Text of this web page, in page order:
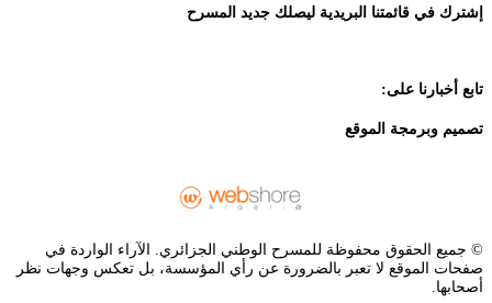
إشترك في قائمتنا البريدية ليصلك جديد المسرح
تابع أخبارنا على:
تصميم وبرمجة الموقع
© جميع الحقوق محفوظة للمسرح الوطني الجزائري. الآراء الواردة في
صفحات الموقع لا تعبر بالضرورة عن رأي المؤسسة، بل تعكس وجهات نظر
أصحابها.